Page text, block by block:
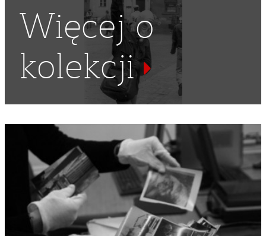
TRANSPARENT STARÓWKA
DEMONSTRACJA NIEZALEŻNA
DEMONSTRACJE
,ZAJĄCZKI ZAMEK KRÓLEWSKI ZAJĄCZEK
Więcej o
kolekcji